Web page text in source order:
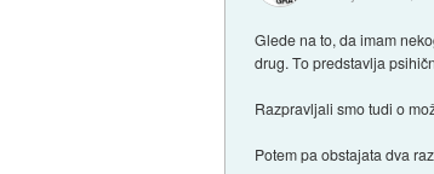
Glede na to, da imam
drug. To predstavlja
Razpravljali smo tudi o
Potem pa obstajata dva